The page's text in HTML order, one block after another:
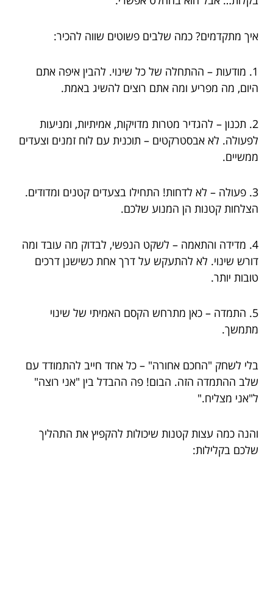
איך מתקדמים? כמה שלבים פשוטים שווה להכיר:
1. מודעות – ההתחלה של כל שינוי. להבין איפה אתם
היום, מה מפריע ומה אתם רוצים להשיג באמת.
2. תכנון – להגדיר מטרות מדויקות, אמיתיות, ומניעות
לפעולה. לא אבסטרקטים – תוכנית עם לוח זמנים וצעדים
ממשיים.
3. פעולה – לא לדחות! התחילו בצעדים קטנים ומדודים.
הצלחות קטנות הן המנוע שלכם.
4. מדידה והתאמה – לשקט הנפשי, לבדוק מה עובד ומה
דורש שינוי. לא להתעקש על דרך אחת כשישנן דרכים
טובות יותר.
5. התמדה – כאן מתרחש הקסם האמיתי של שינוי
מתמשך.
בלי לשחק "החכם אחורה" – כל אחד חייב להתמודד עם
שלב ההתמדה הזה. הבום! פה ההבדל בין "אני רוצה"
ל"אני מצליח."
והנה כמה עצות קטנות שיכולות להקפיץ את התהליך
שלכם בקלילות: